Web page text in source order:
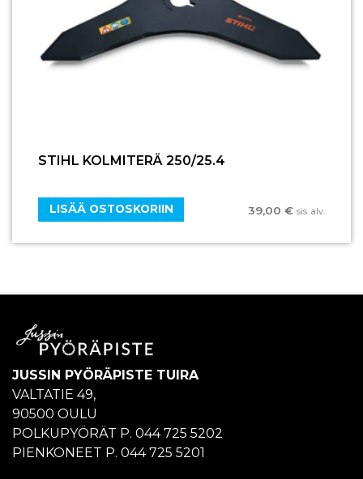
STIHL KOLMITERÄ 250/25.4
39,00 € sis. alv.
LISÄÄ OSTOSKORIIN
JUSSIN PYÖRÄPISTE TUIRA
VALTATIE 49,
90500 OULU
POLKUPYÖRÄT P. 044 725 5202
PIENKONEET P. 044 725 5201